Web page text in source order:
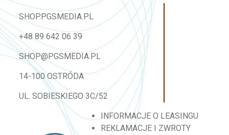
SHOP.PGSMEDIA.PL
+48 89 642 06 39
SHOP@PGSMEDIA.PL
14-100 OSTRÓDA
UL. SOBIESKIEGO 3C/52
INFORMACJE O LEASINGU
REKLAMACJE I ZWROTY